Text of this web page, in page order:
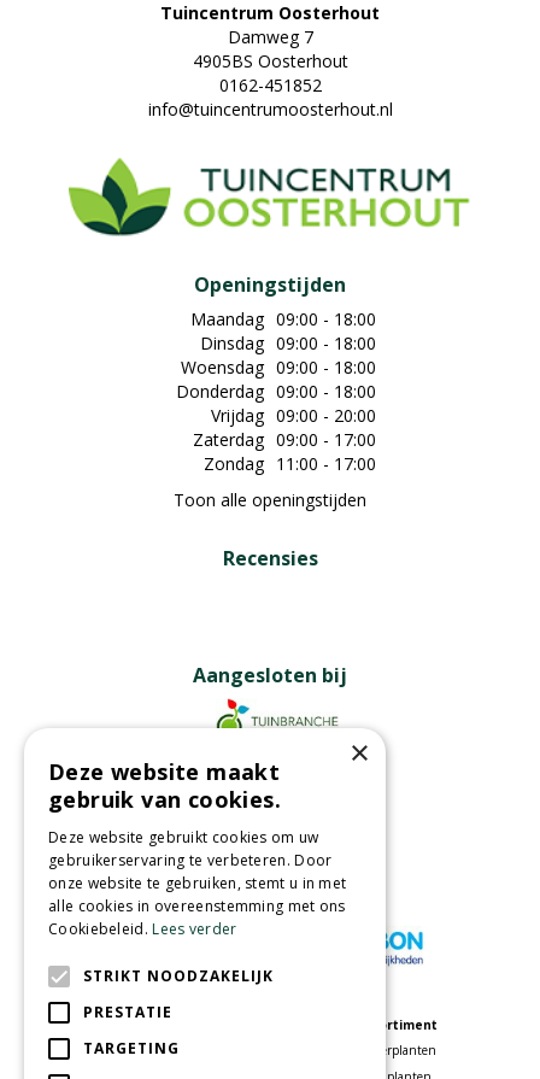
Tuincentrum Oosterhout
Damweg 7
4905BS Oosterhout
0162-451852
info@tuincentrumoosterhout.nl
Openingstijden
Maandag 09:00 - 18:00
Dinsdag 09:00 - 18:00
Woensdag 09:00 - 18:00
Donderdag 09:00 - 18:00
Vrijdag 09:00 - 20:00
Zaterdag 09:00 - 17:00
Zondag 11:00 - 17:00
Toon alle openingstijden
Recensies
Aangesloten bij
Partners
Wij accepteren
Tuincentrum
Assortiment
Kamerplanten
×
Deze website maakt
gebruik van cookies.
Deze website gebruikt cookies om uw
gebruikerservaring te verbeteren. Door
onze website te gebruiken, stemt u in met
alle cookies in overeenstemming met ons
Cookiebeleid.Lees verder
STRIKT NOODZAKELIJK
PRESTATIE
TARGETING